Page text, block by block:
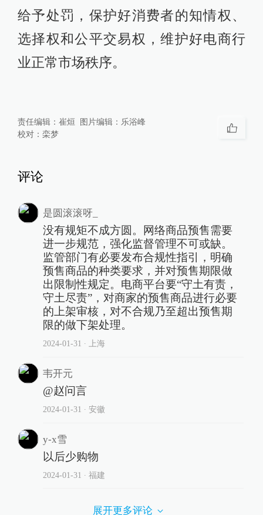
给予处罚，保护好消费者的知情权、
选择权和公平交易权，维护好电商行
业正常市场秩序。
责任编辑： 崔烜 图片编辑： 乐浴峰
校对： 栾梦
评论
是圆滚滚呀_
没有规矩不成方圆。网络商品预售需要
进一步规范，强化监督管理不可或缺。
监管部门有必要发布合规性指引，明确
预售商品的种类要求，并对预售期限做
出限制性规定。电商平台要“守土有责，
守土尽责”，对商家的预售商品进行必要
的上架审核，对不合规乃至超出预售期
限的做下架处理。
2024-01-31 ∙ 上海
韦开元
@赵问言
2024-01-31 ∙ 安徽
y-x雪
以后少购物
2024-01-31 ∙ 福建
展开更多评论